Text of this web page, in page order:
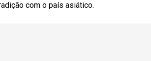
com o país asiático.